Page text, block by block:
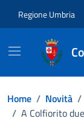
Regione Umbria
Home / Novità /
/ A Colfiorito